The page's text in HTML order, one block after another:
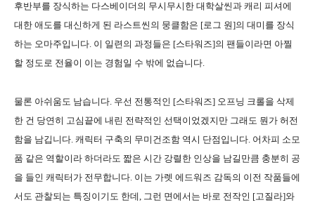
후반부를 장식하는 다스베이더의 무시무시한 대학살씬과 캐리 피셔에
대한 애도를 대신하게 된 라스트씬의 뭉클함은 [로그 원]의 대미를 장식
하는 오마주입니다. 이 일련의 과정들은 [스타워즈]의 팬들이라면 아찔
할 정도로 전율이 이는 경험일 수 밖에 없습니다.
물론 아쉬움도 남습니다. 우선 전통적인 [스타워즈] 오프닝 크롤을 삭제
한 건 당연히 고심끝에 내린 전략적인 선택이었겠지만 그래도 뭔가 허전
함을 남깁니다. 캐릭터 구축의 무미건조함 역시 단점입니다. 어차피 소모
품 같은 역할이라 하더라도 짧은 시간 강렬한 인상을 남길만큼 충분히 공
을 들인 캐릭터가 전무합니다. 이는 가렛 에드워즈 감독의 이전 작품들에
서도 관찰되는 특징이기도 한데, 그런 면에서는 바로 전작인 [고질라]와